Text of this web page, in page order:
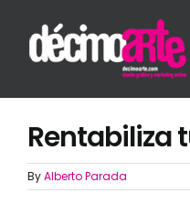
content
Rentabiliza
ByAlberto Parada